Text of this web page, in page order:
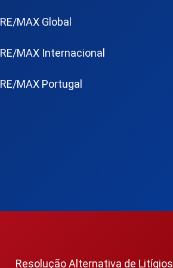
RE/MAX Global
RE/MAX Internacional
RE/MAX Portugal
Resolução Alternativa de Litígios